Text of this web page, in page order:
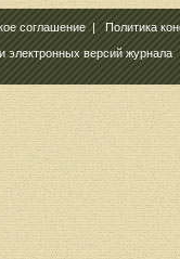
соглашение|Политика
электронных версий журнала